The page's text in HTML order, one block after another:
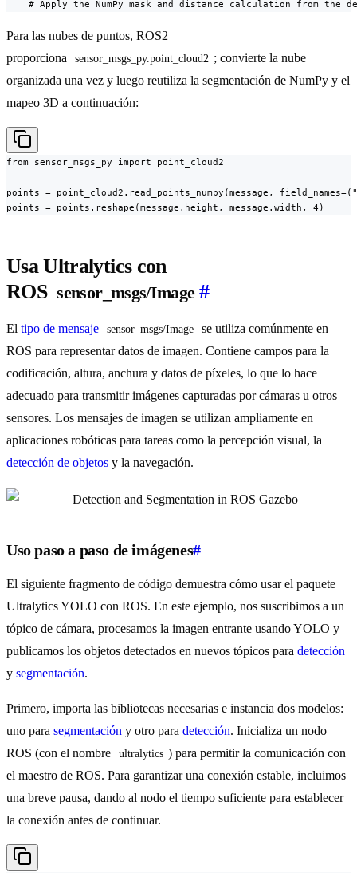
# Apply the NumPy mask and distance calculation from the
Para las nubes de puntos, ROS2
proporciona
sensor_msgs_py.point_cloud2 ; convierte la nube
organizada una vez y luego reutiliza la segmentación de NumPy y el
mapeo 3D a continuación:
from sensor_msgs_py import point_cloud2
points = point_cloud2.read_points_numpy(message,
points = points.reshape(message.height, message.width, 4)
Usa Ultralytics con
ROS sensor_msgs/Image #
El tipo de mensaje sensor_msgs/Image
se utiliza comúnmente en
ROS para representar datos de imagen. Contiene campos para la
codificación, altura, anchura y datos de píxeles, lo que lo hace
adecuado para transmitir imágenes capturadas por cámaras u otros
sensores. Los mensajes de imagen se utilizan ampliamente en
aplicaciones robóticas para tareas como la percepción visual, la
detección de objetos y la navegación.
Uso paso a paso de imágenes#
El siguiente fragmento de código demuestra cómo usar el paquete
Ultralytics YOLO con ROS. En este ejemplo, nos suscribimos a un
tópico de cámara, procesamos la imagen entrante usando YOLO y
publicamos los objetos detectados en nuevos tópicos para detección
y segmentación.
Primero, importa las bibliotecas necesarias e instancia dos modelos:
uno para segmentación y otro para detección. Inicializa un nodo
ROS (con el nombre
ultralytics ) para permitir la comunicación con
el maestro de ROS. Para garantizar una conexión estable, incluimos
una breve pausa, dando al nodo el tiempo suficiente para establecer
la conexión antes de continuar.